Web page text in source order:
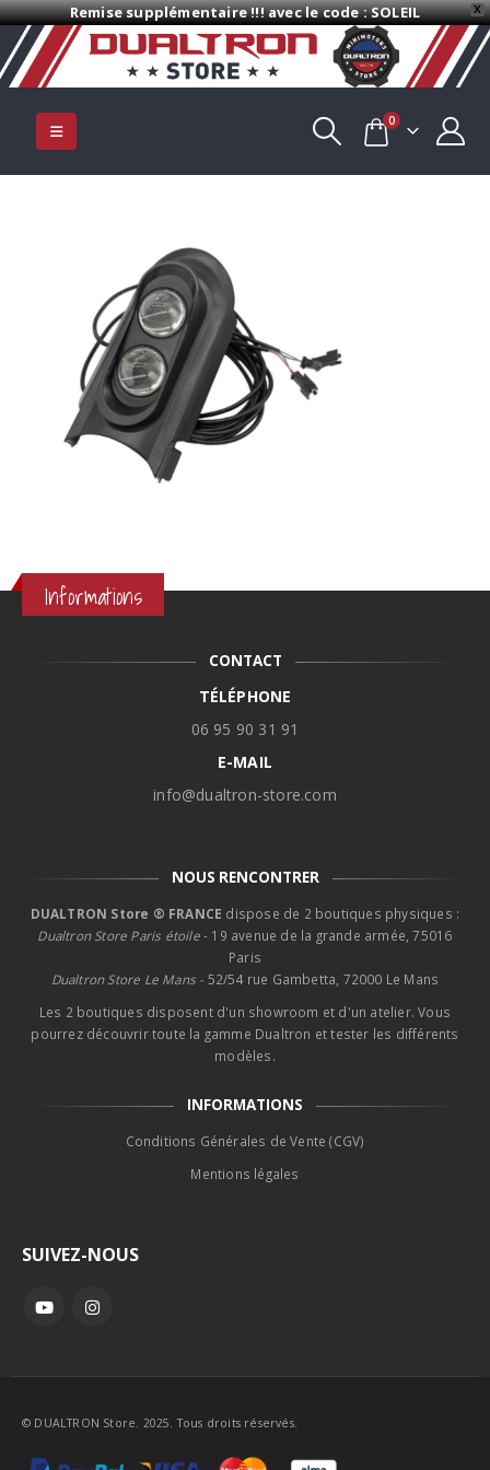
X
Remise supplémentaire !!! avec le code : SOLEIL
0
Informations
CONTACT
TÉLÉPHONE
06 95 90 31 91
E-MAIL
info@dualtron-store.com
NOUS RENCONTRER
DUALTRON Store ® FRANCE dispose de 2 boutiques physiques :
Dualtron Store Paris étoile- 19 avenue de la grande armée, 75016
Paris
Dualtron Store Le Mans - 52/54 rue Gambetta, 72000 Le Mans
Les 2 boutiques disposent d'un showroom et d'un atelier. Vous
pourrez découvrir toute la gamme Dualtron et tester les différents
modèles.
INFORMATIONS
Conditions Générales de Vente (CGV)
Mentions légales
SUIVEZ-NOUS
© DUALTRON Store. 2025. Tous droits réservés.